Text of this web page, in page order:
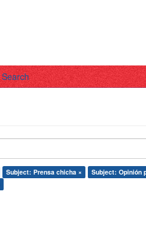
Search
Subject: Prensa chicha × Subject: Opinión